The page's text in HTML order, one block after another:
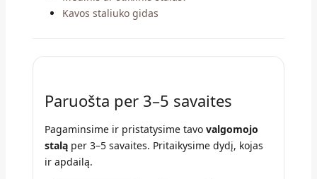
Kavos staliuko gidas
Paruošta per 3–5 savaites
Pagaminsime ir pristatysime tavo valgomojo
staląper 3–5 savaites. Pritaikysime dydį, kojas
ir apdailą.